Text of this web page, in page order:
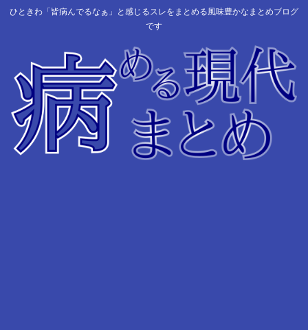
ひときわ「皆病んでるなぁ」と感じるスレをまとめる風味豊かなまとめブログ
です